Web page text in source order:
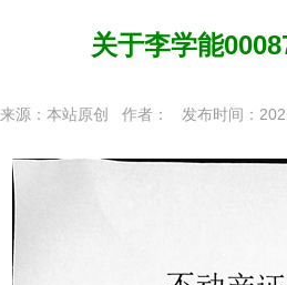
关于李学能
来源：本站原创 作者： 发布时间：